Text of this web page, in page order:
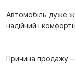
Автомобіль дуже
надійний і
Причина продажу